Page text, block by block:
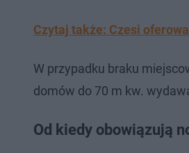
Czytaj także: Czesi
W przypadku braku
domów do 70 m kw.
Od kiedy obowiązują